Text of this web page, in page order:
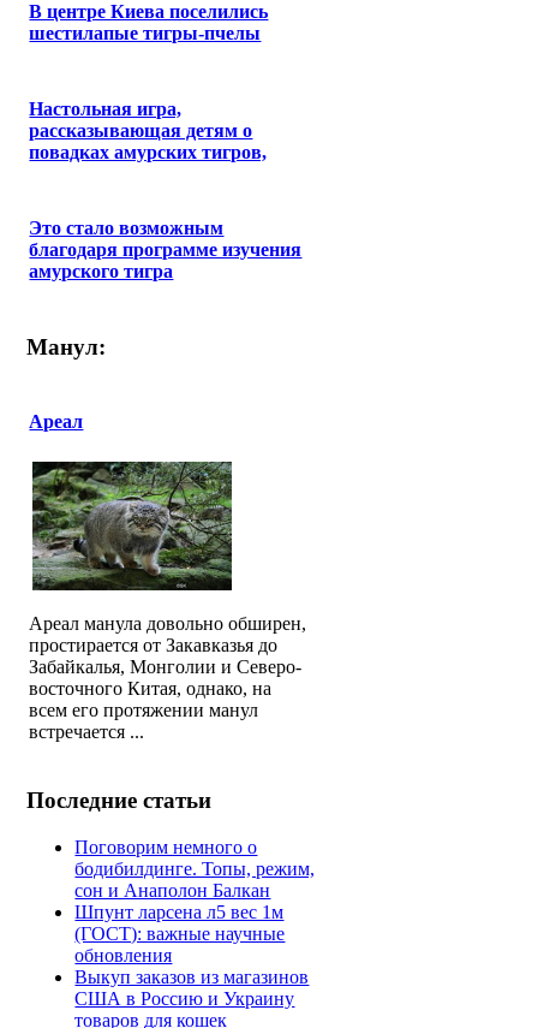
В центре Киева поселились
шестилапые тигры-пчелы
Настольная игра,
рассказывающая детям о
повадках амурских тигров,
Это стало возможным
благодаря программе изучения
амурского тигра
Манул:
Ареал
Ареал манула довольно обширен,
простирается от Закавказья до
Забайкалья, Монголии и Северо-
восточного Китая, однако, на
всем его протяжении манул
встречается ...
Последние статьи
Поговорим немного о
бодибилдинге. Топы, режим,
сон и Анаполон Балкан
Шпунт ларсена л5 вес 1м
(ГОСТ): важные научные
обновления
Выкуп заказов из магазинов
США в Россию и Украину
товаров для кошек